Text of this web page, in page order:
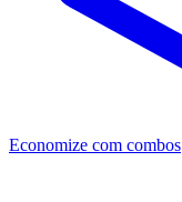
Economize com combos